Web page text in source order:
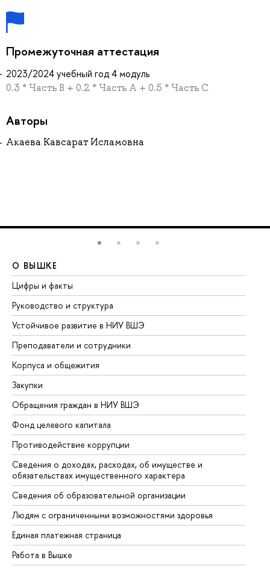
Промежуточная аттестация
2023/2024 учебный год 4 модуль
0.3 * Часть B + 0.2 * Часть А + 0.5 * Часть C
Авторы
Акаева Кавсарат Исламовна
О ВЫШКЕ
Цифры и факты
Руководство и структура
Устойчивое развитие в НИУ ВШЭ
Преподаватели и сотрудники
Корпуса и общежития
Закупки
Обращения граждан в НИУ ВШЭ
Фонд целевого капитала
Противодействие коррупции
Сведения о доходах, расходах, об имуществе и
обязательствах имущественного характера
Сведения об образовательной организации
Людям с ограниченными возможностями здоровья
Единая платежная страница
Работа в Вышке